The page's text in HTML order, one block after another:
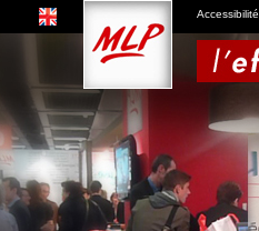
Accessibilité